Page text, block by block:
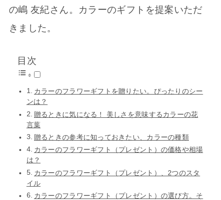
の嶋 友紀さん。カラーのギフトを提案いただ
きました。
目次
カラーのフラワーギフトを贈りたい。ぴったりのシー
ンは？
贈るときに気になる！ 美しさを意味するカラーの花
言葉
贈るときの参考に知っておきたい、カラーの種類
カラーのフラワーギフト（プレゼント）の価格や相場
は？
カラーのフラワーギフト（プレゼント）、2つのスタ
イル
カラーのフラワーギフト（プレゼント）の選び方。そ